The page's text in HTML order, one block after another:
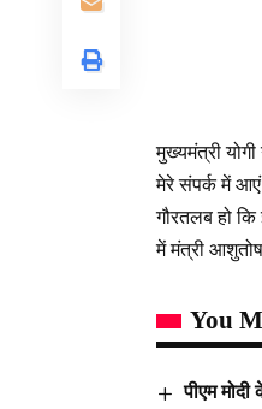
मुख्यमंत्री
मेरे संपर्क में
गौरतलब हो
में मंत्री आशुतोष
You
पीएम